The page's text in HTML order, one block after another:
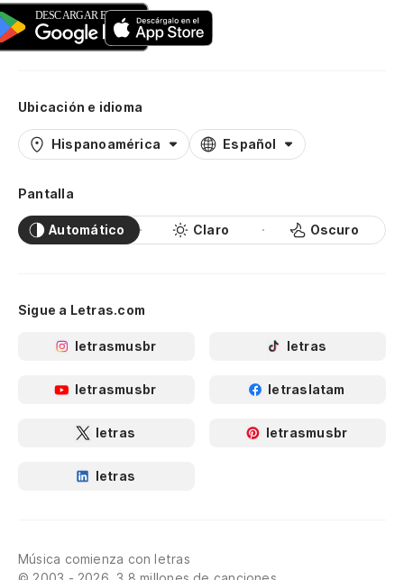
Ubicación e idioma
Hispanoamérica Español
Pantalla
Automático Claro Oscuro
Sigue a Letras.com
letrasmusbr letras
letrasmusbr letraslatam
letras letrasmusbr
letras
Música comienza con letras